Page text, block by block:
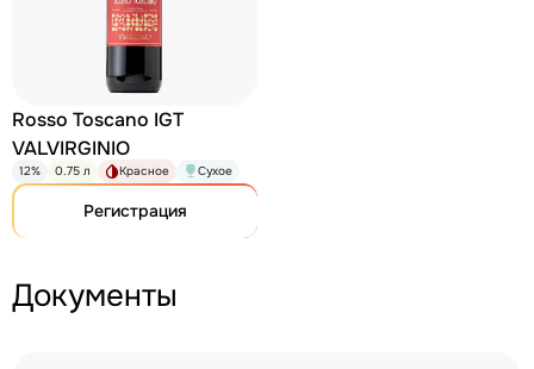
Rosso Toscano IGT
VALVIRGINIO
12% 0.75 л Красное Сухое
Регистрация
Документы